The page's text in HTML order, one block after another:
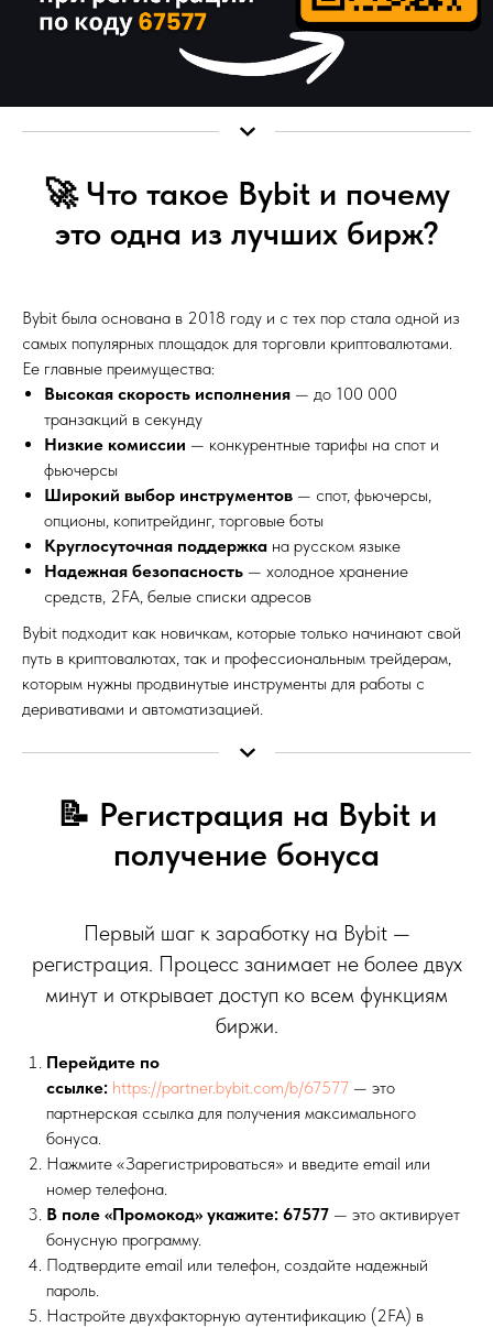
🚀 Что такое Bybit и почему
это одна из лучших бирж?
Bybit была основана в 2018 году и с тех пор стала одной из
самых популярных площадок для торговли криптовалютами.
Ее главные преимущества:
Высокая скорость исполнения — до 100 000
транзакций в секунду
Низкие комиссии — конкурентные тарифы на спот и
фьючерсы
Широкий выбор инструментов — спот, фьючерсы,
опционы, копитрейдинг, торговые боты
Круглосуточная поддержка на русском языке
Надежная безопасность — холодное хранение
средств, 2FA, белые списки адресов
Bybit подходит как новичкам, которые только начинают свой
путь в криптовалютах, так и профессиональным трейдерам,
которым нужны продвинутые инструменты для работы с
деривативами и автоматизацией.
📝 Регистрация на Bybit и
получение бонуса
Первый шаг к заработку на Bybit —
регистрация. Процесс занимает не более двух
минут и открывает доступ ко всем функциям
биржи.
Перейдите по
ссылке: https://partner.bybit.com/b/67577 — это
партнерская ссылка для получения максимального
бонуса.
Нажмите «Зарегистрироваться» и введите email или
номер телефона.
В поле «Промокод» укажите: 67577 — это активирует
бонусную программу.
Подтвердите email или телефон, создайте надежный
пароль.
Настройте двухфакторную аутентификацию (2FA) в